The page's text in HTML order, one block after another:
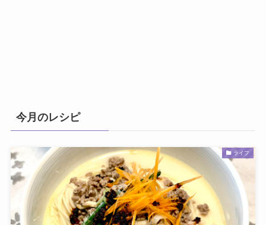
今月のレシピ
ライフ